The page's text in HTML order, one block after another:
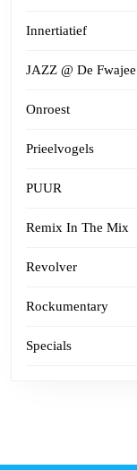
Innertiatief
JAZZ @ De Fwajee
Onroest
Prieelvogels
PUUR
Remix In The Mix
Revolver
Rockumentary
Specials